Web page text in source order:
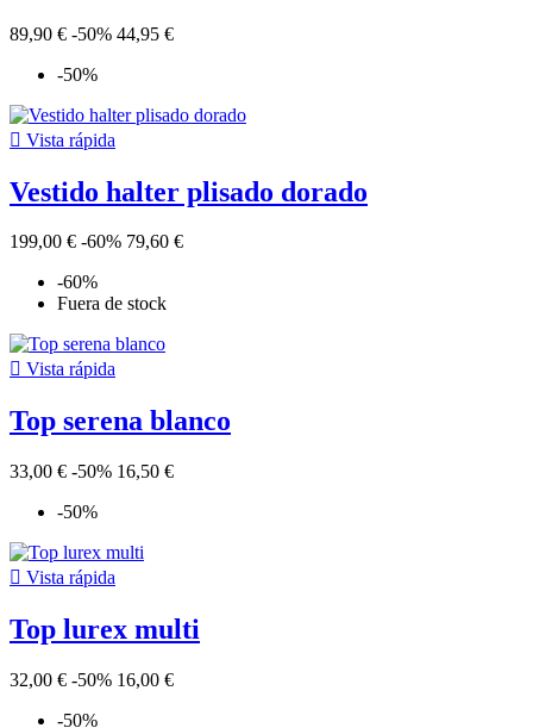
89,90 € -50% 44,95 €
-50%
 Vista rápida
Vestido halter plisado dorado
199,00 € -60% 79,60 €
-60%
Fuera de stock
 Vista rápida
Top serena blanco
33,00 € -50% 16,50 €
-50%
 Vista rápida
Top lurex multi
32,00 € -50% 16,00 €
-50%